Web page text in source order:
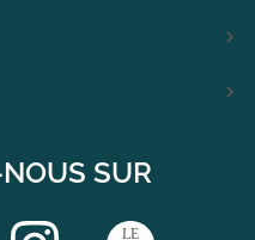
SUR